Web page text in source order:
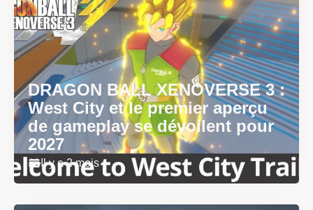
DRAGON BALL XENOVERSE 3 :
West City et le premier aperçu
de gameplay se dévoilent pour
2027
Il y a 2 mois